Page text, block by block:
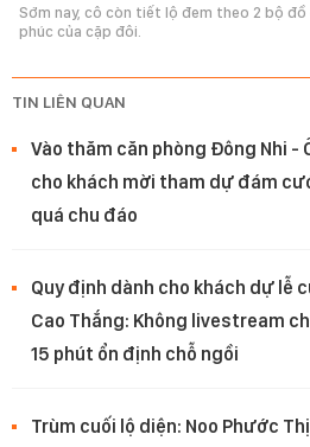
Sớm nay, cô còn tiết lộ đem theo 2 bộ đồ
phúc của cặp đôi.
TIN LIÊN QUAN
Vào thăm căn phòng Đông Nhi -
cho khách mời tham dự đám
quá chu đáo
Quy định dành cho khách dự lễ
Cao Thắng: Không livestream
15 phút ổn định chỗ ngồi
Trùm cuối lộ diện: Noo Phước